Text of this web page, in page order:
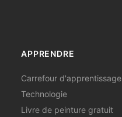
APPRENDRE
Carrefour d'apprentissage
Technologie
Livre de peinture gratuit